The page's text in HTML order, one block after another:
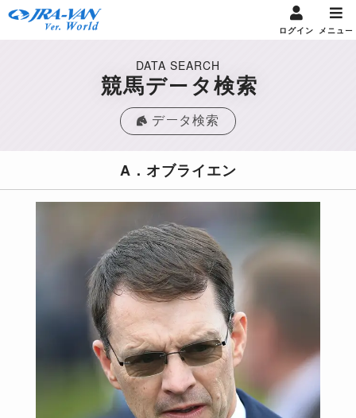
ログイン メニュー
DATA SEARCH
競馬データ検索
データ検索
A．オブライエン